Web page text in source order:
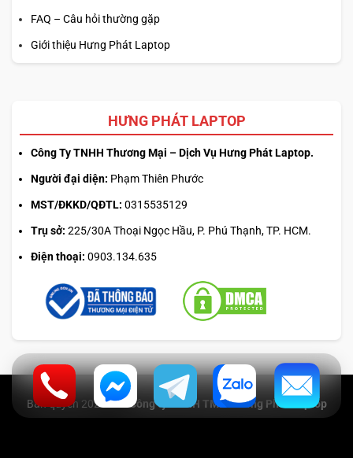
FAQ – Câu hỏi thường gặp
Giới thiệu Hưng Phát Laptop
HƯNG PHÁT LAPTOP
Công Ty TNHH Thương Mại – Dịch Vụ Hưng Phát Laptop.
Người đại diện: Phạm Thiên Phước
MST/ĐKKD/QĐTL: 0315535129
Trụ sở: 225/30A Thoại Ngọc Hầu, P. Phú Thạnh, TP. HCM.
Điện thoại: 0903.134.635
Bản quyền 2025 –© Công ty TNHH TMDV Hưng Phát Laptop